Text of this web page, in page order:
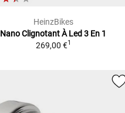
HeinzBikes
Nano Clignotant À Led 3 En 1
269,00 €1